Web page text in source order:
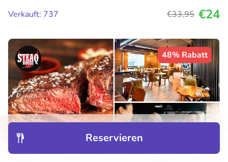
Entdecken
Reservieren
Verkauft: 737
€33,95 €24
48% Rabatt